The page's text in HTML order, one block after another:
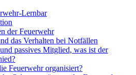
Lernbar
der Feuerwehr
das Verhalten bei Notfällen
passives Mitglied, was ist der
Feuerwehr organisiert?